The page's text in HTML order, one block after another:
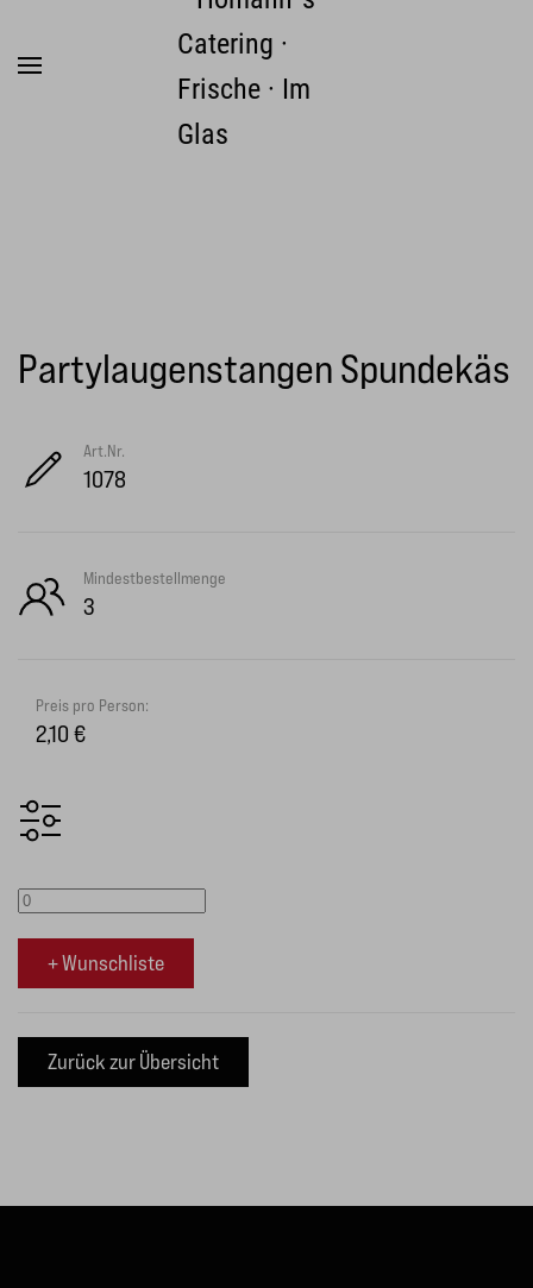
Zum Hauptinhalt springen
Partylaugenstangen Spundekäs
Art.Nr.
1078
Mindestbestellmenge
3
Preis pro Person:
2,10 €
+ Wunschliste